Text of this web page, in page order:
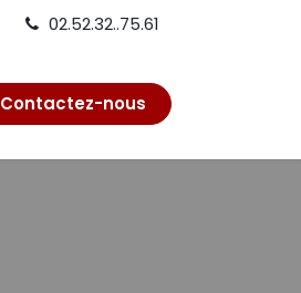
02.52.32..75.61
Contactez-nous